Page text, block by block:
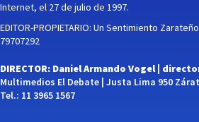
Internet, el 27 de julio de 1997.
EDITOR-PROPIETARIO: Un Sentimiento Zarateño
79707292
DIRECTOR: Daniel Armando Vogel |
Multimedios El Debate | Justa Lima 950
Tel.: 11 3965 1567